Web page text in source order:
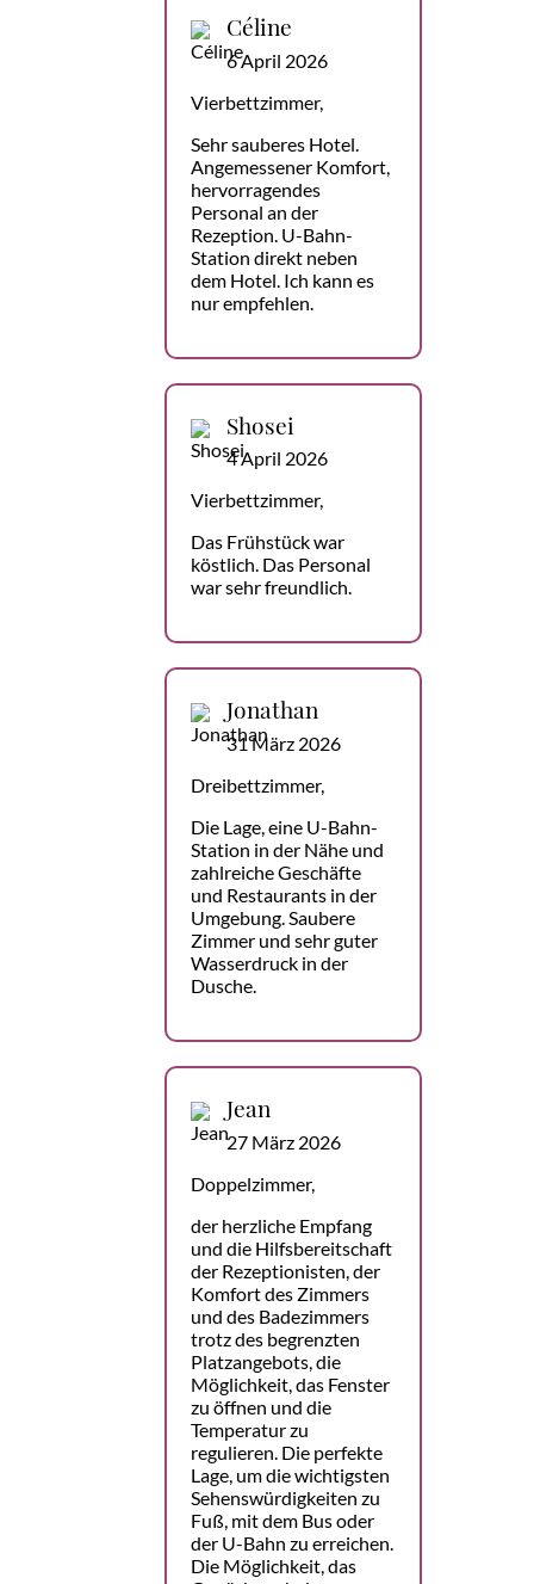
Céline
6 April 2026
Vierbettzimmer,
Sehr sauberes Hotel.
Angemessener Komfort,
hervorragendes
Personal an der
Rezeption. U-Bahn-
Station direkt neben
dem Hotel. Ich kann es
nur empfehlen.
Shosei
4 April 2026
Vierbettzimmer,
Das Frühstück war
köstlich. Das Personal
war sehr freundlich.
Jonathan
31 März 2026
Dreibettzimmer,
Die Lage, eine U-Bahn-
Station in der Nähe und
zahlreiche Geschäfte
und Restaurants in der
Umgebung. Saubere
Zimmer und sehr guter
Wasserdruck in der
Dusche.
Jean
27 März 2026
Doppelzimmer,
der herzliche Empfang
und die Hilfsbereitschaft
der Rezeptionisten, der
Komfort des Zimmers
und des Badezimmers
trotz des begrenzten
Platzangebots, die
Möglichkeit, das Fenster
zu öffnen und die
Temperatur zu
regulieren. Die perfekte
Lage, um die wichtigsten
Sehenswürdigkeiten zu
Fuß, mit dem Bus oder
der U-Bahn zu erreichen.
Die Möglichkeit, das